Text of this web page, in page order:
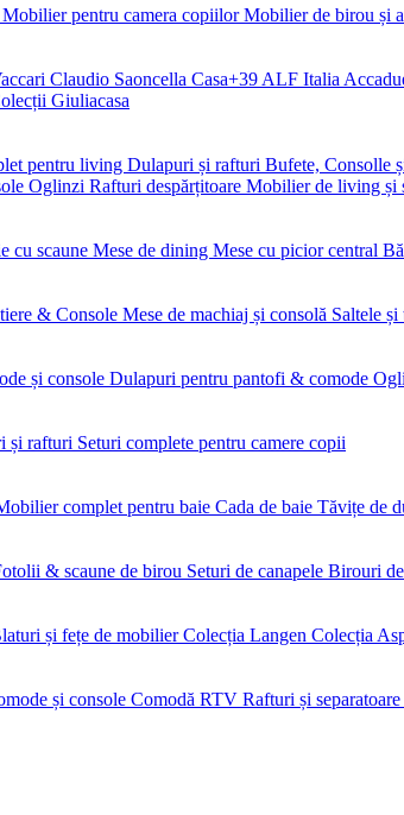
Mobilier pentru camera copiilorMobilier de birou și
Claudio Saoncella Casa+39 ALF Italia
Giuliacasa
pentru living Dulapuri și rafturi Bufete, Consolle
Oglinzi Rafturi despărțitoare Mobilier de living și
cu scaune Mese de dining Mese cu picior central
& Console Mese de machiaj și consolă Saltele și
și console Dulapuri pentru pantofi & comode
și rafturi Seturi complete pentru camere copii
complet pentru baie Cada de baie Tăvițe de
& scaune de birou Seturi de canapele Birouri
și fețe de mobilierColecția Langen Colecția
și console Comodă RTV Rafturi și separatoare